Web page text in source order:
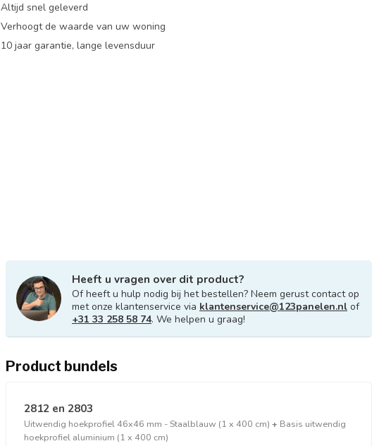
Altijd snel geleverd
Verhoogt de waarde van uw woning
10 jaar garantie, lange levensduur
Heeft u vragen over dit product?
Of heeft u hulp nodig bij het bestellen? Neem gerust contact op
met onze klantenservice via klantenservice@123panelen.nl of
+31 33 258 58 74. We helpen u graag!
Product bundels
2812 en 2803
Uitwendig hoekprofiel 46x46 mm - Staalblauw (1 x 400 cm) + Basis uitwendig
hoekprofiel aluminium (1 x 400 cm)